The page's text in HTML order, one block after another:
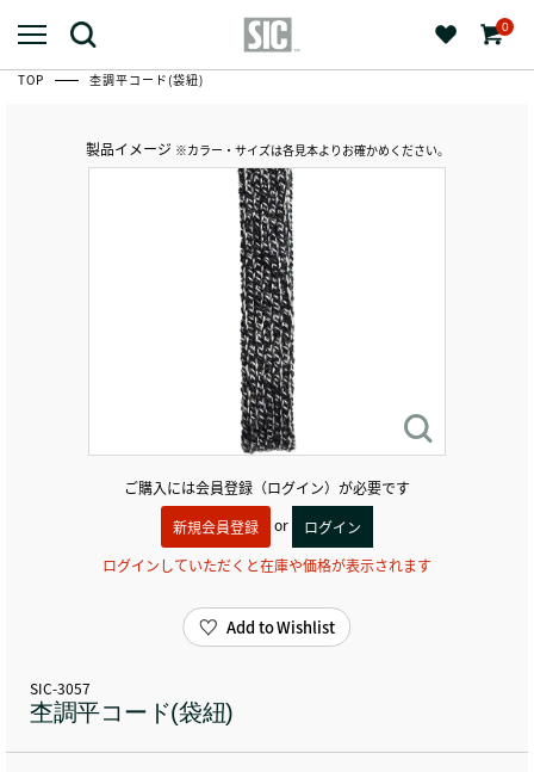
0
TOP 杢調平コード(袋紐)
製品イメージ ※カラー・サイズは各見本よりお確かめください。
ご購入には会員登録（ログイン）が必要です
新規会員登録
or
ログイン
ログインしていただくと在庫や価格が表示されます
SIC-3057
杢調平コード(袋紐)
Add to Wishlist